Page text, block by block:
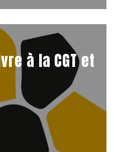
à la CGT et